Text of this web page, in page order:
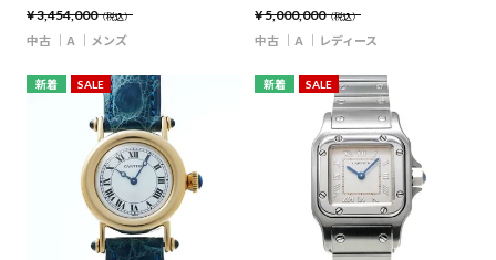
¥3,454,000（税込）
中古 A メンズ
¥5,000,000（税込）
中古 A レディース
新着 SALE 新着 SALE